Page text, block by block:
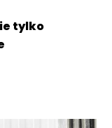
tylko